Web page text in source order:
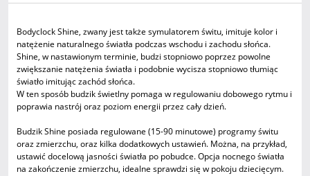
Bodyclock Shine, zwany jest także symulatorem świtu, imituje kolor i
natężenie naturalnego światła podczas wschodu i zachodu słońca.
Shine, w nastawionym terminie, budzi stopniowo poprzez powolne
zwiększanie natężenia światła i podobnie wycisza stopniowo tłumiąc
światło imitując zachód słońca.
W ten sposób budzik świetlny pomaga w regulowaniu dobowego rytmu i
poprawia nastrój oraz poziom energii przez cały dzień.
Budzik Shine posiada regulowane (15-90 minutowe) programy świtu
oraz zmierzchu, oraz kilka dodatkowych ustawień. Można, na przykład,
ustawić docelową jasności światła po pobudce. Opcja nocnego światła
na zakończenie zmierzchu, idealne sprawdzi się w pokoju dziecięcym.